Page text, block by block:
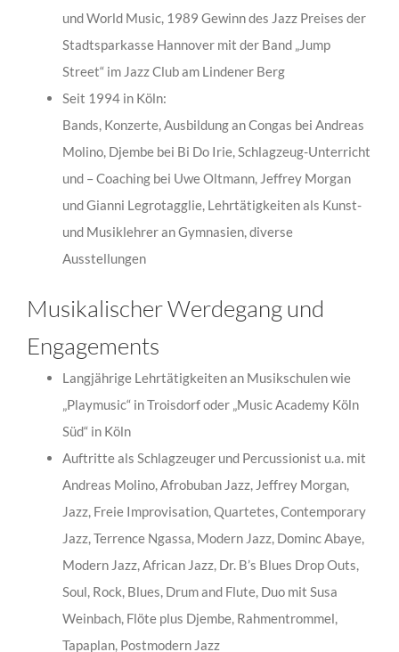
und World Music, 1989 Gewinn des Jazz Preises der
Stadtsparkasse Hannover mit der Band „Jump
Street“ im Jazz Club am Lindener Berg
Seit 1994 in Köln:
Bands, Konzerte, Ausbildung an Congas bei Andreas
Molino, Djembe bei Bi Do Irie, Schlagzeug-Unterricht
und – Coaching bei Uwe Oltmann, Jeffrey Morgan
und Gianni Legrotagglie, Lehrtätigkeiten als Kunst-
und Musiklehrer an Gymnasien, diverse
Ausstellungen
Musikalischer Werdegang und
Engagements
Langjährige Lehrtätigkeiten an Musikschulen wie
„Playmusic“ in Troisdorf oder „Music Academy Köln
Süd“ in Köln
Auftritte als Schlagzeuger und Percussionist u.a. mit
Andreas Molino, Afrobuban Jazz, Jeffrey Morgan,
Jazz, Freie Improvisation, Quartetes, Contemporary
Jazz, Terrence Ngassa, Modern Jazz, Dominc Abaye,
Modern Jazz, African Jazz, Dr. B’s Blues Drop Outs,
Soul, Rock, Blues, Drum and Flute, Duo mit Susa
Weinbach, Flöte plus Djembe, Rahmentrommel,
Tapaplan, Postmodern Jazz